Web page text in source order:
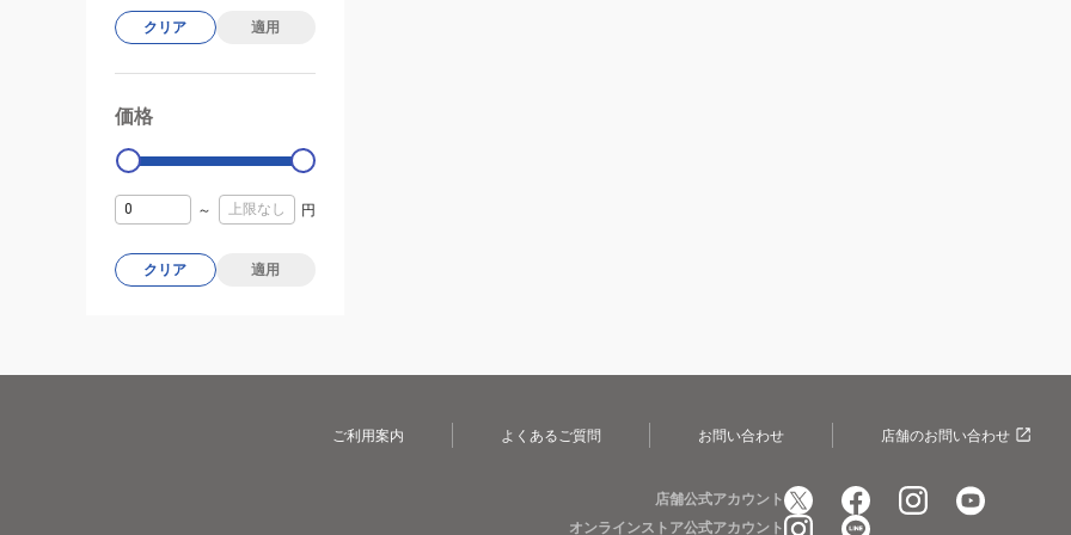
クリア 適用
価格
0
～ 円
クリア 適用
ご利用案内 よくあるご質問 お問い合わせ 店舗のお問い合わせ
店舗公式アカウント
オンラインストア公式アカウント